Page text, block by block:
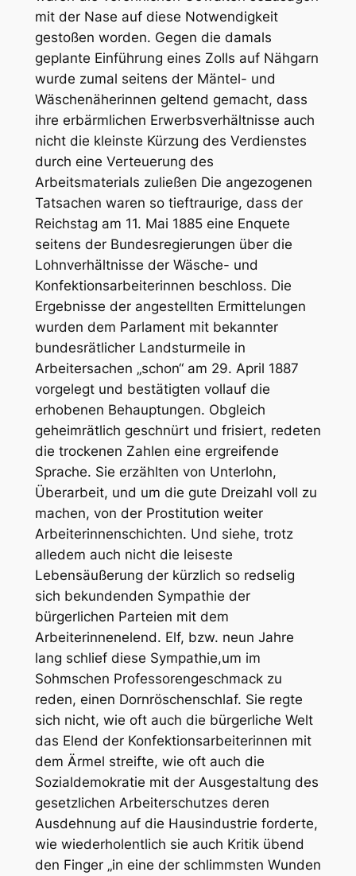
mit der Nase auf diese Notwendigkeit
gestoßen worden. Gegen die damals
geplante Einführung eines Zolls auf Nähgarn
wurde zumal seitens der Mäntel- und
Wäschenäherinnen geltend gemacht, dass
ihre erbärmlichen Erwerbsverhältnisse auch
nicht die kleinste Kürzung des Verdienstes
durch eine Verteuerung des
Arbeitsmaterials zuließen Die angezogenen
Tatsachen waren so tieftraurige, dass der
Reichstag am 11. Mai 1885 eine Enquete
seitens der Bundesregierungen über die
Lohnverhältnisse der Wäsche- und
Konfektionsarbeiterinnen beschloss. Die
Ergebnisse der angestellten Ermittelungen
wurden dem Parlament mit bekannter
bundesrätlicher Landsturmeile in
Arbeitersachen „schon“ am 29. April 1887
vorgelegt und bestätigten vollauf die
erhobenen Behauptungen. Obgleich
geheimrätlich geschnürt und frisiert, redeten
die trockenen Zahlen eine ergreifende
Sprache. Sie erzählten von Unterlohn,
Überarbeit, und um die gute Dreizahl voll zu
machen, von der Prostitution weiter
Arbeiterinnenschichten. Und siehe, trotz
alledem auch nicht die leiseste
Lebensäußerung der kürzlich so redselig
sich bekundenden Sympathie der
bürgerlichen Parteien mit dem
Arbeiterinnenelend. Elf, bzw. neun Jahre
lang schlief diese Sympathie,um im
Sohmschen Professorengeschmack zu
reden, einen Dornröschenschlaf. Sie regte
sich nicht, wie oft auch die bürgerliche Welt
das Elend der Konfektionsarbeiterinnen mit
dem Ärmel streifte, wie oft auch die
Sozialdemokratie mit der Ausgestaltung des
gesetzlichen Arbeiterschutzes deren
Ausdehnung auf die Hausindustrie forderte,
wie wiederholentlich sie auch Kritik übend
den Finger „in eine der schlimmsten Wunden